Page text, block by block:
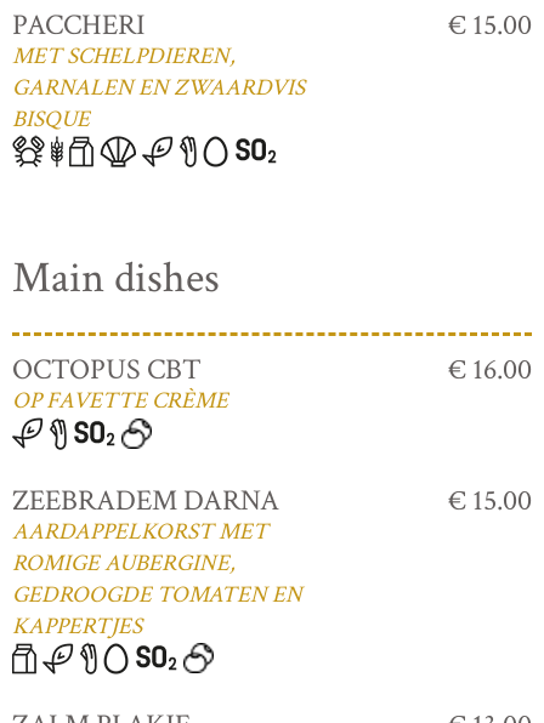
PACCHERI
MET SCHELPDIEREN,
GARNALEN EN ZWAARDVIS
BISQUE
€ 15.00
Main dishes
OCTOPUS CBT
OP FAVETTE CRÈME
€ 16.00
ZEEBRADEM DARNA
AARDAPPELKORST MET
ROMIGE AUBERGINE,
GEDROOGDE TOMATEN EN
KAPPERTJES
€ 15.00